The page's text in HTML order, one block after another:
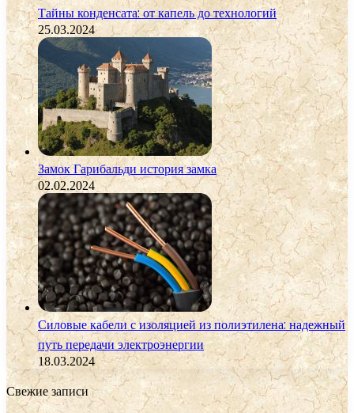
Тайны конденсата: от капель до технологий
25.03.2024
Замок Гарибальди история замка
02.02.2024
Силовые кабели с изоляцией из полиэтилена: надежный
путь передачи электроэнергии
18.03.2024
Свежие записи